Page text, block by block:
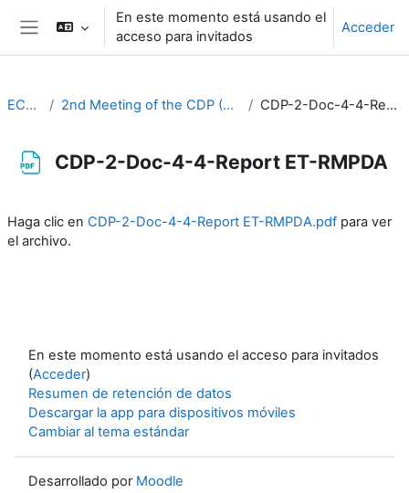
Salta al contenido principal
Panel lateral
En este momento está usando el
acceso para invitados
Acceder
EC-CDP 2nd Meeting of the CDP (3-4 February 2021) CDP-2-Doc-4-4-Report ET-RMPDA
CDP-2-Doc-4-4-Report ET-RMPDA
Haga clic en CDP-2-Doc-4-4-Report ET-RMPDA.pdf para ver
el archivo.
En este momento está usando el acceso para invitados
(Acceder)
Resumen de retención de datos
Descargar la app para dispositivos móviles
Cambiar al tema estándar
Desarrollado por Moodle